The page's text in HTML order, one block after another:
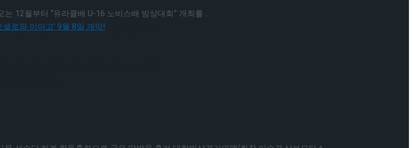
컬 ‘오셀로와 이아고’ 9월 8일 개막!
12월부터 “유라클배 U-16 노비스배 빙상대회” 개최를 ...